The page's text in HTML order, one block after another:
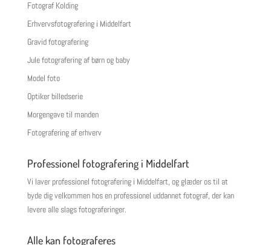
Fotograf Kolding
Erhvervsfotografering i Middelfart
Gravid fotografering
Jule fotografering af børn og baby
Model foto
Optiker billedserie
Morgengave til manden
Fotografering af erhverv
Professionel fotografering i Middelfart
Vi laver professionel fotografering i Middelfart, og glæder os til at
byde dig velkommen hos en professionel uddannet fotograf, der kan
levere alle slags fotograferinger.
Alle kan fotograferes